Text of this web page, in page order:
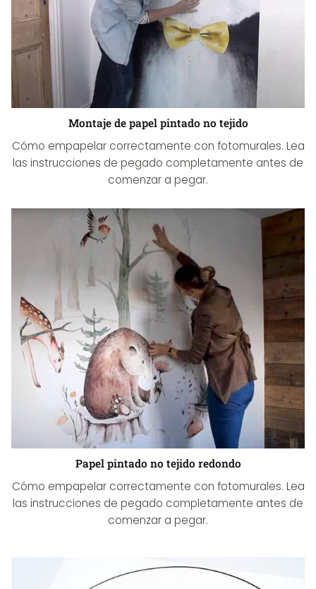
Montaje de papel pintado no tejido
Cómo empapelar correctamente con fotomurales. Lea
las instrucciones de pegado completamente antes de
comenzar a pegar.
Papel pintado no tejido redondo
Cómo empapelar correctamente con fotomurales. Lea
las instrucciones de pegado completamente antes de
comenzar a pegar.